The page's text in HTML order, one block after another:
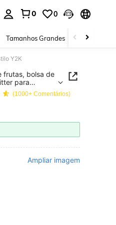
0 0
Tamanhos Grandes Joias e
Y2K
frutas, bolsa de
para
(1000+ Comentários)
Ampliar imagem